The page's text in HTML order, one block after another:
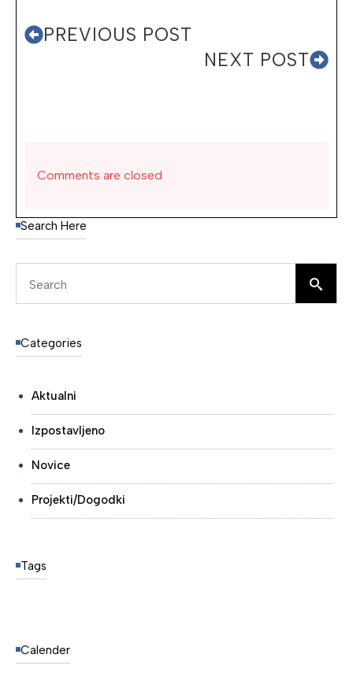
PREVIOUS POST
NEXT POST
Comments are closed
Search Here
Categories
Aktualni
Izpostavljeno
Novice
Projekti/Dogodki
Tags
Calender